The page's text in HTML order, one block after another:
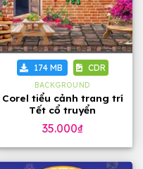
174 MB CDR
BACKGROUND
Corel tiểu cảnh trang trí
Tết cổ truyển
35.000₫